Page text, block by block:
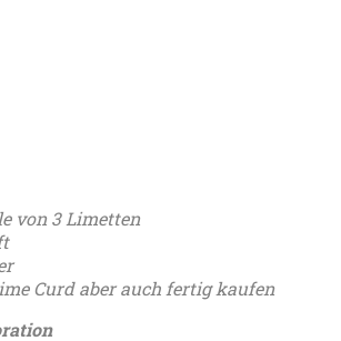
von 3 Limetten
Curd aber auch fertig kaufen